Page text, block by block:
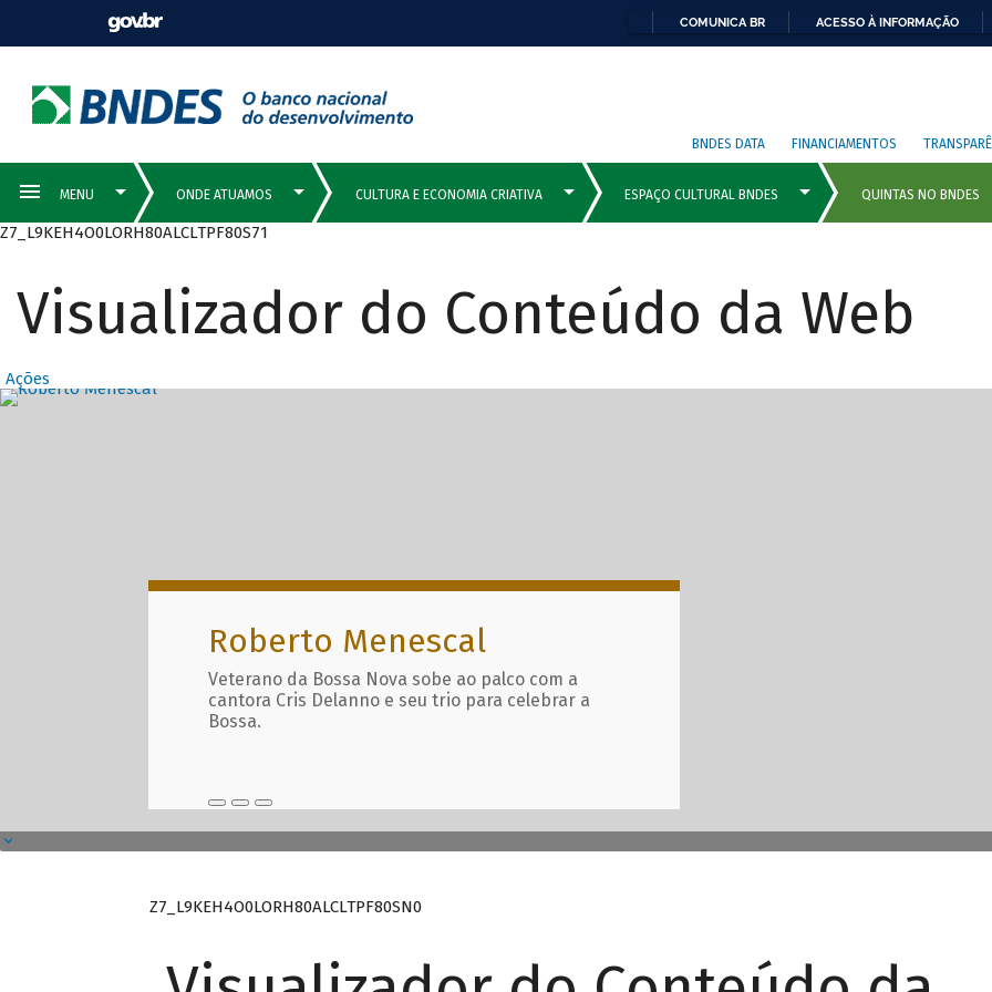
COMUNICA BR ACESSO À INFORMAÇÃO
BNDES DATA FINANCIAMENTOS
Z7_L9KEH4O0LORH80ALCLTPF80S71
Visualizador do Conteúdo da Web
Ações
Destaques Principais com
Roberto Menescal
Veterano da Bossa Nova sobe ao palco com a
cantora Cris Delanno e seu trio para celebrar a
Bossa.
Z7_L9KEH4O0LORH80ALCLTPF80SN0